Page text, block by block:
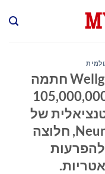
חברת Wellgistics Health Inc חתמה
מכתב כוונות בשווי 105,000,000
של
Neuritek Therapeutics, Inc, חלוצה
להפרעות